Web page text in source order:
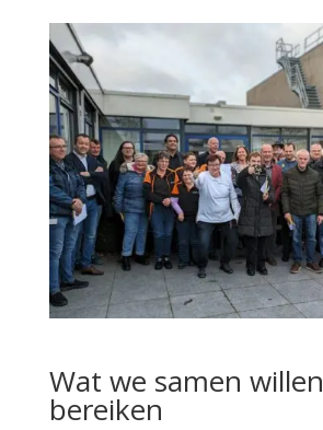
Wat we samen willen
bereiken